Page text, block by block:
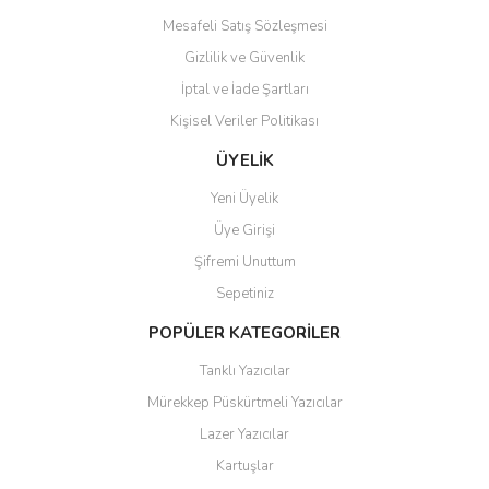
Gönder
Mesafeli Satış Sözleşmesi
Gizlilik ve Güvenlik
İptal ve İade Şartları
Kişisel Veriler Politikası
ÜYELİK
Yeni Üyelik
Üye Girişi
Şifremi Unuttum
Sepetiniz
POPÜLER KATEGORİLER
Tanklı Yazıcılar
Mürekkep Püskürtmeli Yazıcılar
Lazer Yazıcılar
Kartuşlar